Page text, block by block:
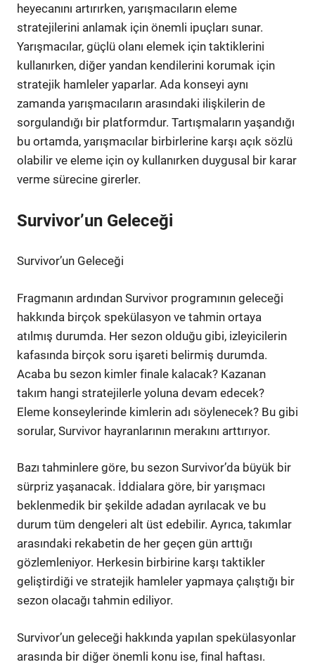
heyecanını artırırken, yarışmacıların eleme
stratejilerini anlamak için önemli ipuçları sunar.
Yarışmacılar, güçlü olanı elemek için taktiklerini
kullanırken, diğer yandan kendilerini korumak için
stratejik hamleler yaparlar. Ada konseyi aynı
zamanda yarışmacıların arasındaki ilişkilerin de
sorgulandığı bir platformdur. Tartışmaların yaşandığı
bu ortamda, yarışmacılar birbirlerine karşı açık sözlü
olabilir ve eleme için oy kullanırken duygusal bir karar
verme sürecine girerler.
Survivor’un Geleceği
Survivor’un Geleceği
Fragmanın ardından Survivor programının geleceği
hakkında birçok spekülasyon ve tahmin ortaya
atılmış durumda. Her sezon olduğu gibi, izleyicilerin
kafasında birçok soru işareti belirmiş durumda.
Acaba bu sezon kimler finale kalacak? Kazanan
takım hangi stratejilerle yoluna devam edecek?
Eleme konseylerinde kimlerin adı söylenecek? Bu gibi
sorular, Survivor hayranlarının merakını arttırıyor.
Bazı tahminlere göre, bu sezon Survivor’da büyük bir
sürpriz yaşanacak. İddialara göre, bir yarışmacı
beklenmedik bir şekilde adadan ayrılacak ve bu
durum tüm dengeleri alt üst edebilir. Ayrıca, takımlar
arasındaki rekabetin de her geçen gün arttığı
gözlemleniyor. Herkesin birbirine karşı taktikler
geliştirdiği ve stratejik hamleler yapmaya çalıştığı bir
sezon olacağı tahmin ediliyor.
Survivor’un geleceği hakkında yapılan spekülasyonlar
arasında bir diğer önemli konu ise, final haftası.